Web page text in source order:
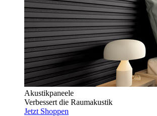
Akustikpaneele
Verbessert die Raumakustik
Jetzt Shoppen